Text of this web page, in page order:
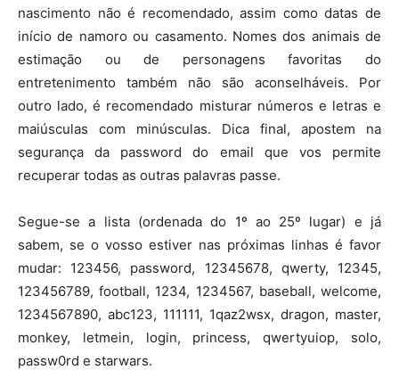
nascimento não é recomendado, assim como datas de
início de namoro ou casamento. Nomes dos animais de
estimação ou de personagens favoritas do
entretenimento também não são aconselháveis. Por
outro lado, é recomendado misturar números e letras e
maiúsculas com minúsculas. Dica final, apostem na
segurança da password do email que vos permite
recuperar todas as outras palavras passe.
Segue-se a lista (ordenada do 1º ao 25º lugar) e já
sabem, se o vosso estiver nas próximas linhas é favor
mudar: 123456, password, 12345678, qwerty, 12345,
123456789, football, 1234, 1234567, baseball, welcome,
1234567890, abc123, 111111, 1qaz2wsx, dragon, master,
monkey, letmein, login, princess, qwertyuiop, solo,
passw0rd e starwars.